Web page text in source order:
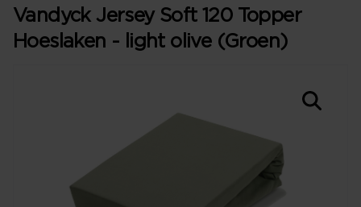
Vandyck Jersey Soft 120 Topper
Hoeslaken - light olive (Groen)